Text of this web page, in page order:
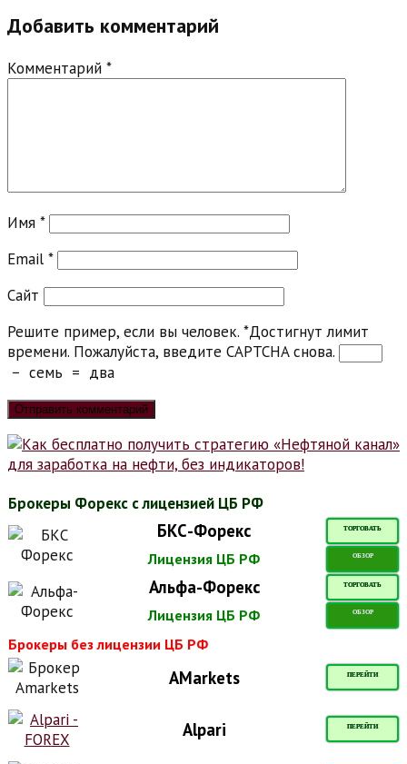
Добавить комментарий
Комментарий *
Имя *
Email *
Сайт
Решите пример, если вы человек. *Достигнут лимит
времени. Пожалуйста, введите CAPTCHA снова.
− семь = два
Брокеры Форекс с лицензией ЦБ РФ
БКС-Форекс ТОРГОВАТЬ
Лицензия ЦБ РФ ОБЗОР
Альфа-Форекс ТОРГОВАТЬ
Лицензия ЦБ РФ ОБЗОР
Брокеры без лицензии ЦБ РФ
AMarkets ПЕРЕЙТИ
Alpari ПЕРЕЙТИ